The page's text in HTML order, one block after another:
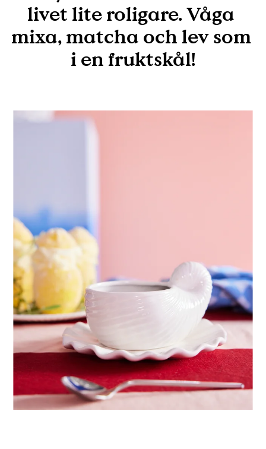
livet lite roligare. Våga
mixa, matcha och lev som
i en fruktskål!